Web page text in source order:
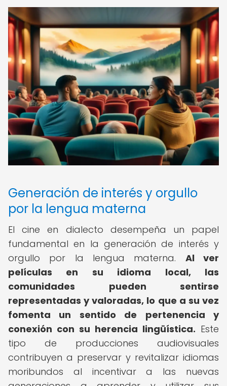
Generación de interés y orgullo
por la lengua materna
El cine en dialecto desempeña un papel
fundamental en la generación de interés y
orgullo por la lengua materna. Al ver
películas en su idioma local, las
comunidades pueden sentirse
representadas y valoradas, lo que a su vez
fomenta un sentido de pertenencia y
conexión con su herencia lingüística. Este
tipo de producciones audiovisuales
contribuyen a preservar y revitalizar idiomas
moribundos al incentivar a las nuevas